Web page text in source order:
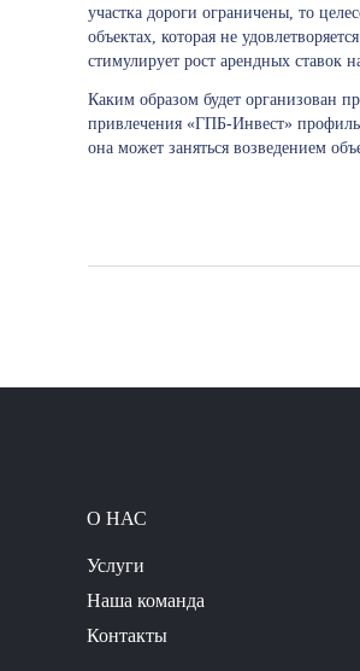
участка дороги ограничены, то
объектах, которая не
стимулирует рост арендных ставок
Каким образом будет организован
привлечения «ГПБ-Инвест»
она может заняться возведением
О НАС
Услуги
Наша команда
Контакты